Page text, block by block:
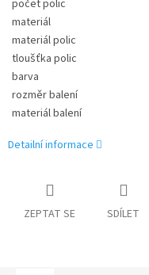
počet polic
materiál
materiál polic
tloušťka polic
barva
rozměr balení
materiál balení
Detailní informace
ZEPTAT SE SDÍLET